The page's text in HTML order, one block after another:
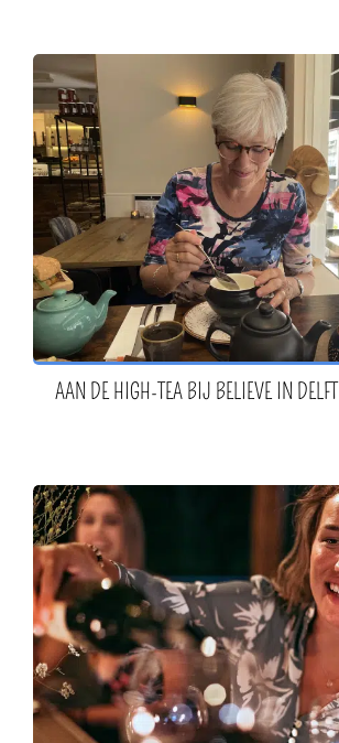
AAN DE HIGH-TEA BIJ BELIEVE IN DELFT